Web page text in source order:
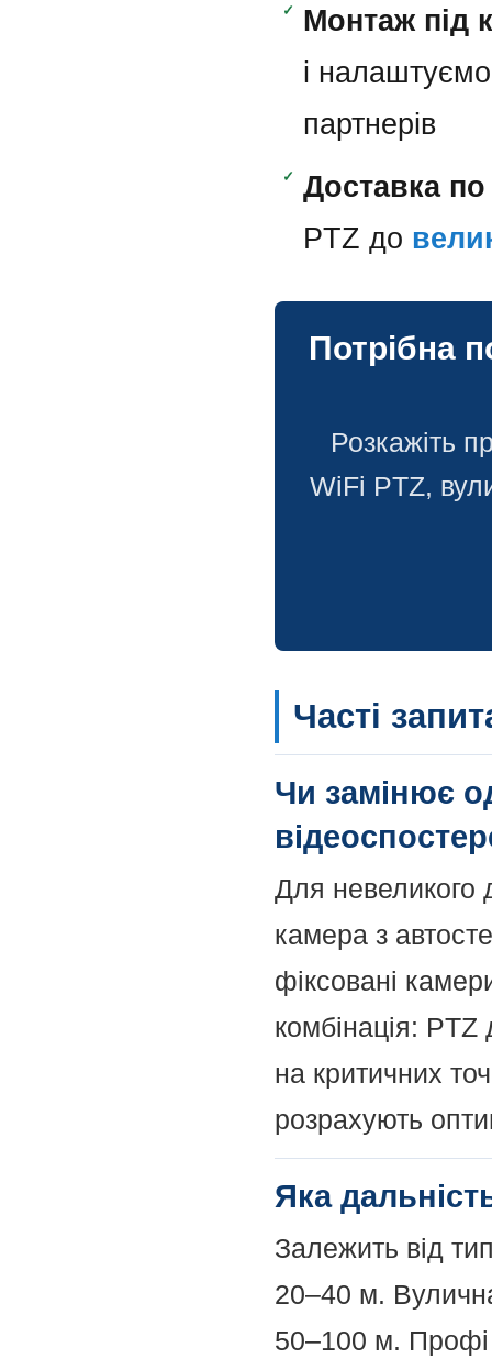
✓
Монтаж під
і
партнерів
✓
Доставка по
PTZ до
Потрібна
Розкажіть
WiFi PTZ,
Часті
Чи замінює
Для невеликого
камера з
фіксовані
комбінація:
на критичних
розрахують
Яка
Залежить від
20–40 м.
50–100 м.